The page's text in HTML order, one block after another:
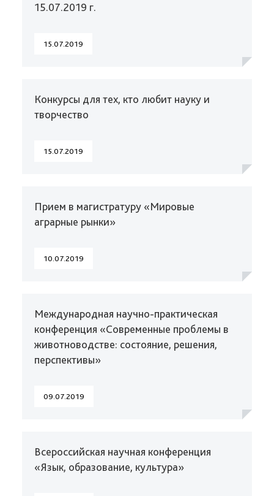
15.07.2019 г.
15.07.2019
Конкурсы для тех, кто любит науку и
творчество
15.07.2019
Прием в магистратуру «Мировые
аграрные рынки»
10.07.2019
Международная научно-практическая
конференция «Современные проблемы в
животноводстве: состояние, решения,
перспективы»
09.07.2019
Всероссийская научная конференция
«Язык, образование, культура»